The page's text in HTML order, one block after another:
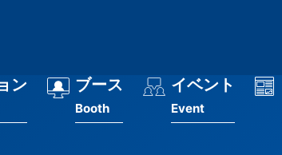
ン ブース
Booth
イベント
Event